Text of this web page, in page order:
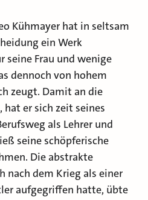
Kühmayer hat in seltsam
ein Werk
seine Frau und wenige
dennoch von hohem
zeugt. Damit an die
er sich zeit seines
als Lehrer und
seine schöpferische
Die abstrakte
nach dem Krieg als einer
aufgegriffen hatte, übte